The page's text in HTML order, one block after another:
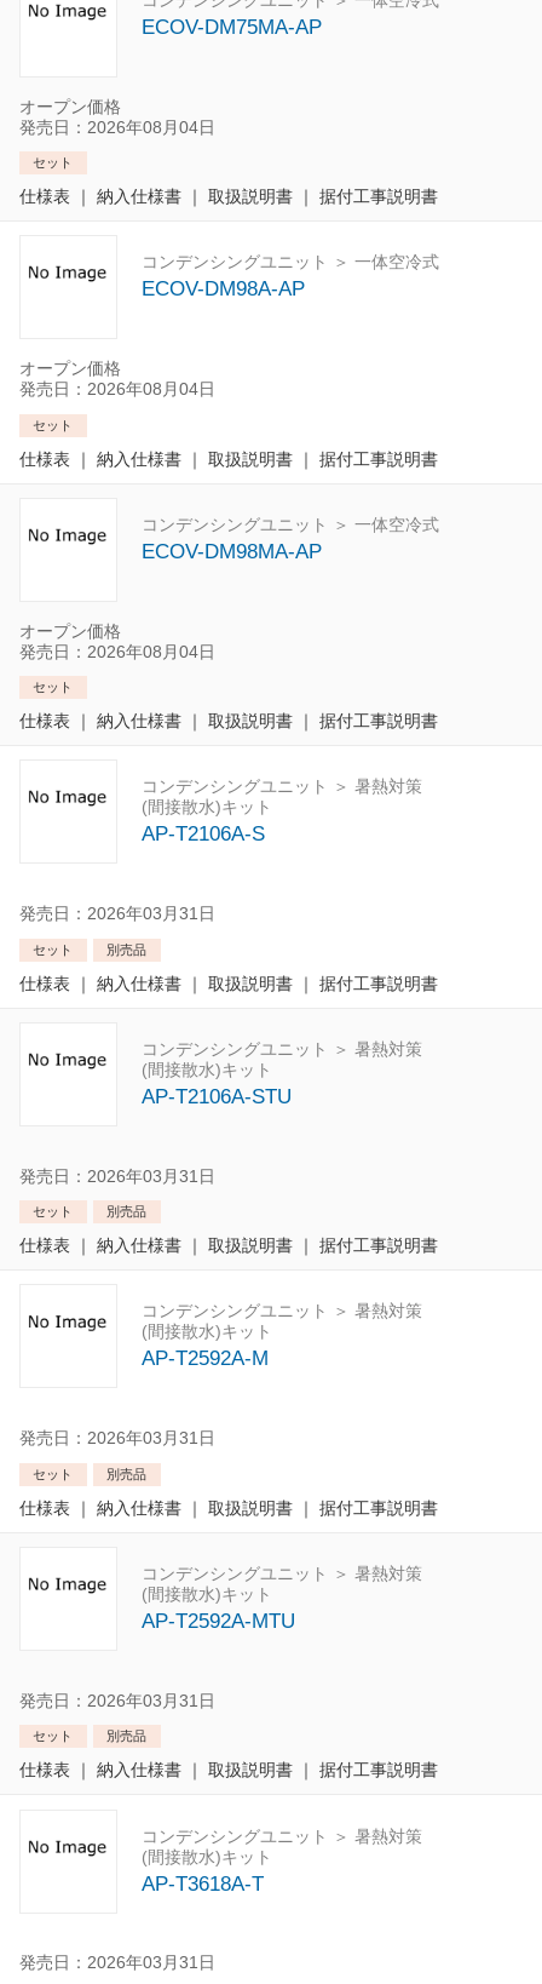
ECOV-DM75MA-AP
オープン価格
発売日：2026年08月04日
セット
仕様表 ｜ 納入仕様書｜ 取扱説明書｜ 据付工事説明書
コンデンシングユニット ＞ 一体空冷式
ECOV-DM98A-AP
オープン価格
発売日：2026年08月04日
セット
仕様表 ｜ 納入仕様書｜ 取扱説明書｜ 据付工事説明書
コンデンシングユニット ＞ 一体空冷式
ECOV-DM98MA-AP
オープン価格
発売日：2026年08月04日
セット
仕様表 ｜ 納入仕様書｜ 取扱説明書｜ 据付工事説明書
コンデンシングユニット ＞ 暑熱対策
(間接散水)キット
AP-T2106A-S
発売日：2026年03月31日
セット 別売品
仕様表 ｜ 納入仕様書｜ 取扱説明書｜ 据付工事説明書
コンデンシングユニット ＞ 暑熱対策
(間接散水)キット
AP-T2106A-STU
発売日：2026年03月31日
セット 別売品
仕様表 ｜ 納入仕様書｜ 取扱説明書｜ 据付工事説明書
コンデンシングユニット ＞ 暑熱対策
(間接散水)キット
AP-T2592A-M
発売日：2026年03月31日
セット 別売品
仕様表 ｜ 納入仕様書｜ 取扱説明書｜ 据付工事説明書
コンデンシングユニット ＞ 暑熱対策
(間接散水)キット
AP-T2592A-MTU
発売日：2026年03月31日
セット 別売品
仕様表 ｜ 納入仕様書｜ 取扱説明書｜ 据付工事説明書
コンデンシングユニット ＞ 暑熱対策
(間接散水)キット
AP-T3618A-T
発売日：2026年03月31日